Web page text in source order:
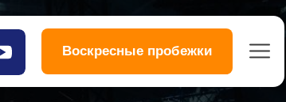
Воскресные пробежки